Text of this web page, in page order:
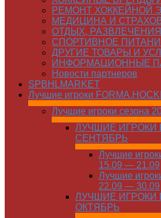
РЕМОНТ ХОККЕЙНОЙ
МЕДИЦИНА И
ОТДЫХ,
СПОРТИВНОЕ
ДРУГИЕ ТОВАРЫ И
ИНФОРМАЦИОННЫЕ
Новости партнеров
SPBHLMARKET
Лучшие игроки
Лучшие игроки сезона
ЛУЧШИЕ ИГРОКИ
СЕНТЯБРЬ
Лучшие
15.09 — 21.09
Лучшие
22.09 — 30.09
ЛУЧШИЕ ИГРОКИ
ОКТЯБРЬ